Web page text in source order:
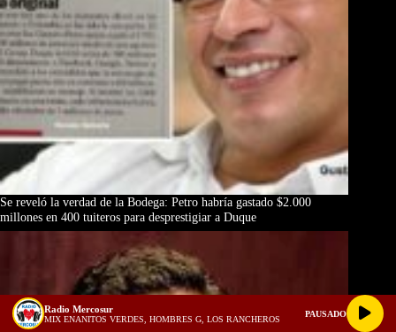
Se reveló la verdad de la Bodega: Petro habría gastado $2.000
millones en 400 tuiteros para desprestigiar a Duque
Radio Mercosur
MIX ENANITOS VERDES, HOMBRES G, LOS RANCHEROS
PAUSADO